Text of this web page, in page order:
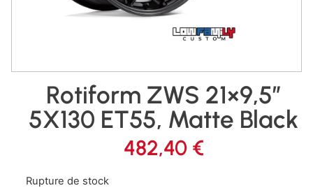
Rotiform ZWS 21×9,5″
5X130 ET55, Matte Black
482,40 €
Rupture de stock